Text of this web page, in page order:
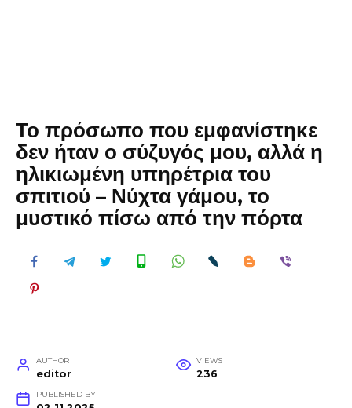
Το πρόσωπο που εμφανίστηκε
δεν ήταν ο σύζυγός μου, αλλά η
ηλικιωμένη υπηρέτρια του
σπιτιού – Νύχτα γάμου, το
μυστικό πίσω από την πόρτα
AUTHOR
editor
VIEWS
236
PUBLISHED BY